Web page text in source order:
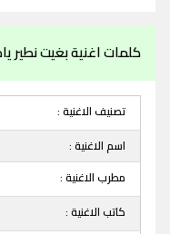
كلمات اغنية بغيت نطير
تصنيف الاغنية :
اسم الاغنية :
مطرب الاغنية :
كاتب الاغنية :